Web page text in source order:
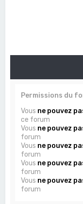
Permissions du
Vous ne pouvez
ce forum
Vous ne pouvez
forum
Vous ne pouvez
forum
Vous ne pouvez
forum
Vous ne pouvez
forum